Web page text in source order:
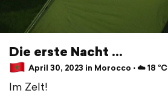
Die erste Nacht ...
April 30, 2023 in Morocco ⋅ ☁️ 18 °C
Im Zelt!